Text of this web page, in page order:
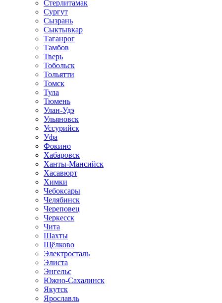
Стерлитамак
Сургут
Сызрань
Сыктывкар
Таганрог
Тамбов
Тверь
Тобольск
Тольятти
Томск
Тула
Тюмень
Улан-Удэ
Ульяновск
Уссурийск
Уфа
Фокино
Хабаровск
Ханты-Мансийск
Хасавюрт
Химки
Чебоксары
Челябинск
Череповец
Черкесск
Чита
Шахты
Щёлково
Электросталь
Элиста
Энгельс
Южно-Сахалинск
Якутск
Ярославль